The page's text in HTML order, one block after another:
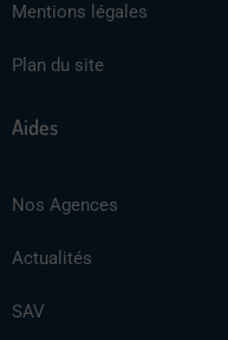
Mentions légales
Plan du site
Aides
Nos Agences
Actualités
SAV